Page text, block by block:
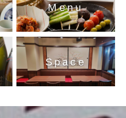
Menu
Space